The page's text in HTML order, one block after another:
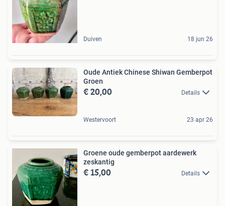
Duiven 18 jun 26
Oude Antiek Chinese Shiwan Gemberpot
Groen
€ 20,00 Details
Westervoort 23 apr 26
Groene oude gemberpot aardewerk
zeskantig
€ 15,00 Details